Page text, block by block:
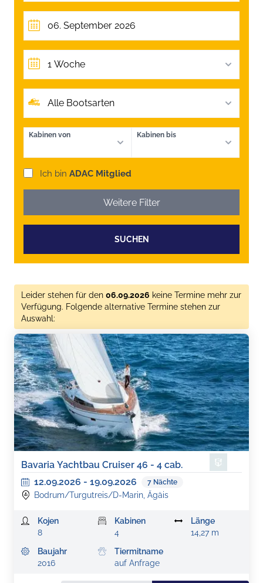
1 Woche
Alle Bootsarten
Kabinen von Kabinen bis
Ich bin ADAC Mitglied
Weitere Filter
SUCHEN
Leider stehen für den 06.09.2026 keine Termine mehr zur
Verfügung. Folgende alternative Termine stehen zur
Auswahl:
Bavaria Yachtbau Cruiser 46 - 4 cab.
12.09.2026 - 19.09.2026 7 Nächte
Bodrum/Turgutreis/D-Marin, Ägäis
Kojen
8
Kabinen
4
Länge
14,27 m
Baujahr
2016
Tiermitname
auf Anfrage